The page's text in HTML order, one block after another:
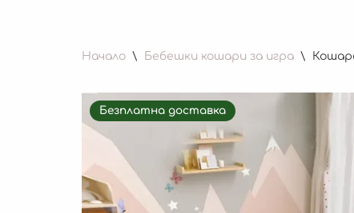
Начало \ Бебешки кошари за игра \
Безплатна доставка